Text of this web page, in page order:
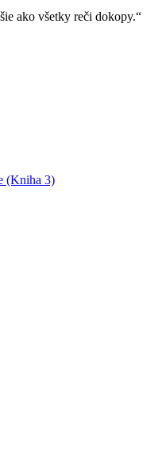
ako všetky reči dokopy.
(Kniha 3)